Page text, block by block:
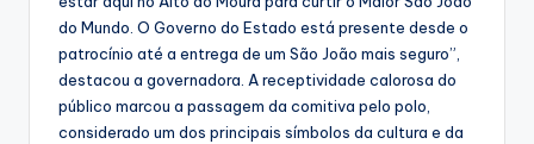
do Mundo. O Governo do Estado está presente desde o
patrocínio até a entrega de um São João mais seguro”,
destacou a governadora. A receptividade calorosa do
público marcou a passagem da comitiva pelo polo,
considerado um dos principais símbolos da cultura e da